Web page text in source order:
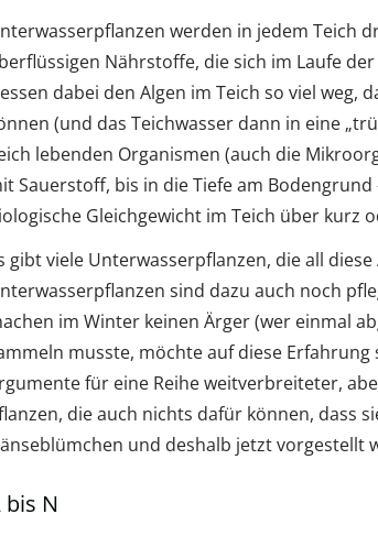
werden in jedem Teich
Nährstoffe, die sich im Laufe
dabei den Algen im Teich so viel weg,
(und das Teichwasser dann in eine
lebenden Organismen (auch die
Sauerstoff, bis in die Tiefe am
Gleichgewicht im Teich über kurz
gibt viele Unterwasserpflanzen, die all
sind dazu auch noch
im Winter keinen Ärger (wer einmal
musste, möchte auf diese
für eine Reihe weitverbreiteter,
die auch nichts dafür können, dass
und deshalb jetzt vorgestellt
bis N